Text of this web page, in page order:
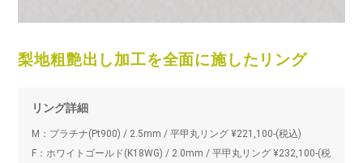
梨地粗艶出し加工を全面に施したリング
リング詳細
M：プラチナ(Pt900) / 2.5mm / 平甲丸リング ¥221,100-(税込)
F：ホワイトゴールド(K18WG) / 2.0mm / 平甲丸リング ¥232,100-(税